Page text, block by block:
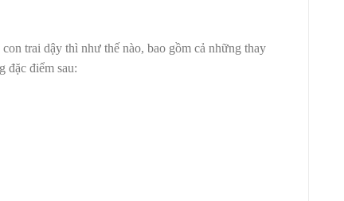
trai dậy thì như thế nào, bao gồm cả những thay
đặc điểm sau: